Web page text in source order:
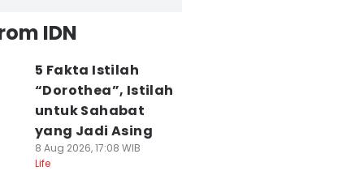
IDN
5 Fakta Istilah
“Dorothea”, Istilah
untuk Sahabat
yang Jadi Asing
8 Aug 2026, 17:08 WIB
Life